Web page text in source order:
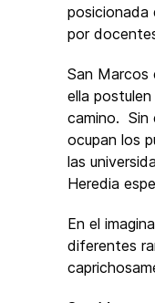
posicionada
por
San Marcos
ella
camino. Sin
ocupan los
las
Heredia
En el
diferentes